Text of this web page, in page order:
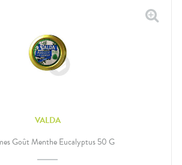
VALDA
Goût Menthe Eucalyptus 50 G